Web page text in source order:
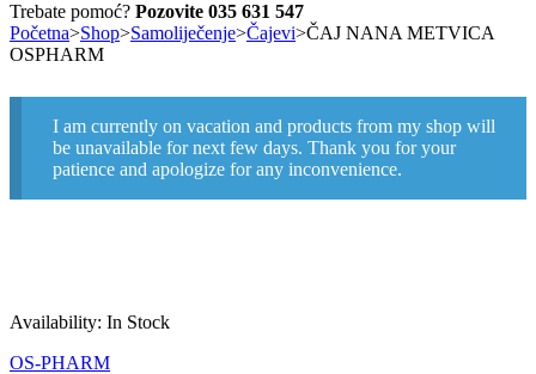
Trebate pomoć? Pozovite 035 631 547
Početna>Shop>Samoliječenje>Čajevi>ČAJ NANA METVICA
OSPHARM
I am currently on vacation and products from my shop will
be unavailable for next few days. Thank you for your
patience and apologize for any inconvenience.
Availability: In Stock
OS-PHARM